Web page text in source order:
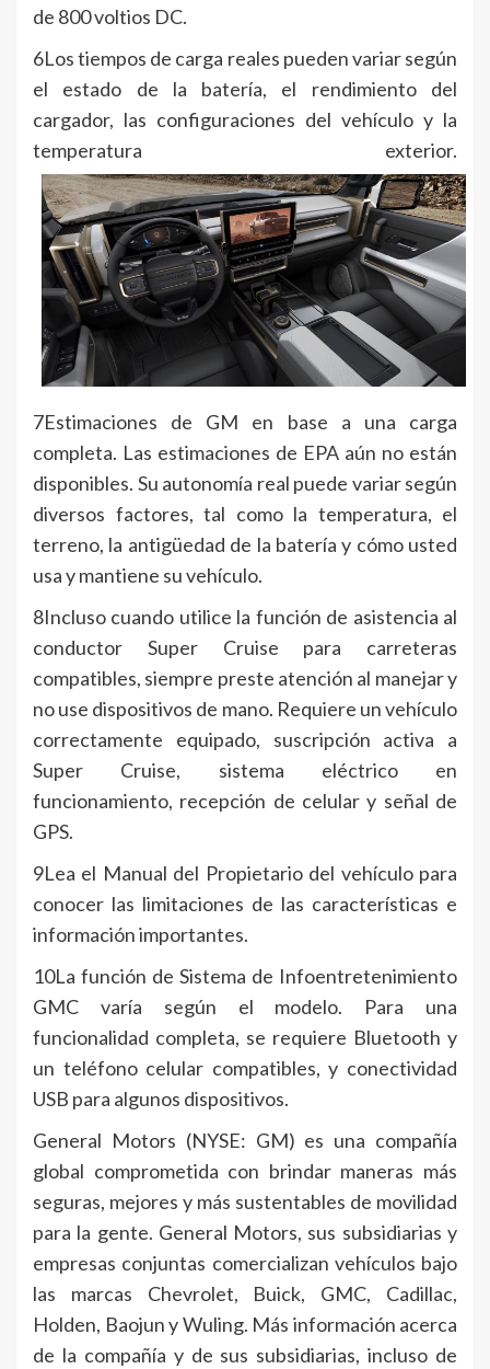
de 800 voltios DC.
6Los tiempos de carga reales pueden variar según
el estado de la batería, el rendimiento del
cargador, las configuraciones del vehículo y la
temperatura exterior.
7Estimaciones de GM en base a una carga
completa. Las estimaciones de EPA aún no están
disponibles. Su autonomía real puede variar según
diversos factores, tal como la temperatura, el
terreno, la antigüedad de la batería y cómo usted
usa y mantiene su vehículo.
8Incluso cuando utilice la función de asistencia al
conductor Super Cruise para carreteras
compatibles, siempre preste atención al manejar y
no use dispositivos de mano. Requiere un vehículo
correctamente equipado, suscripción activa a
Super Cruise, sistema eléctrico en
funcionamiento, recepción de celular y señal de
GPS.
9Lea el Manual del Propietario del vehículo para
conocer las limitaciones de las características e
información importantes.
10La función de Sistema de Infoentretenimiento
GMC varía según el modelo. Para una
funcionalidad completa, se requiere Bluetooth y
un teléfono celular compatibles, y conectividad
USB para algunos dispositivos.
General Motors (NYSE: GM) es una compañía
global comprometida con brindar maneras más
seguras, mejores y más sustentables de movilidad
para la gente. General Motors, sus subsidiarias y
empresas conjuntas comercializan vehículos bajo
las marcas Chevrolet, Buick, GMC, Cadillac,
Holden, Baojun y Wuling. Más información acerca
de la compañía y de sus subsidiarias, incluso de